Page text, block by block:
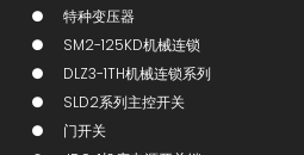
特种变压器
SM2-125KD机械连锁
DLZ3-1TH机械连锁系列
SLD2系列主控开关
门开关